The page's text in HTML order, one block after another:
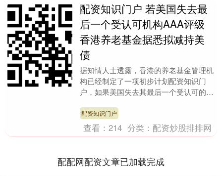
配资知识门户 若美国失去最
后一个受认可机构AAA评级
香港养老基金据悉拟减持美
债
据知情人士透露，香港的养老基金管理机
构已经制定了一项初步计划配资知识门
户，如果美国失去其最后一个受认可的最
所持有的美国国债。....
配资知识门户
查看：214 分类： 配资炒股排排网
配配网配资文章已加载完成